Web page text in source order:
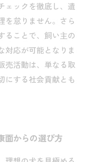
ェックを徹底し、遺
を怠りません。さら
ることで、飼い主の
対応が可能となりま
売活動は、単なる取
にする社会貢献とも
面からの選び方